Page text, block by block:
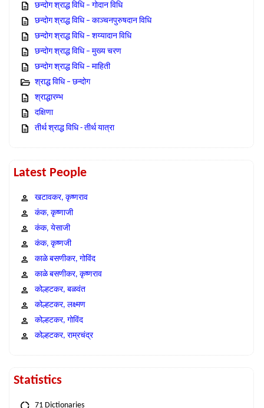
छन्दोग श्राद्ध विधि – गोदान विधि
छन्दोग श्राद्ध विधि – काञ्चनपुरुषदान विधि
छन्दोग श्राद्ध विधि – शय्यादान विधि
छन्दोग श्राद्ध विधि – मुख्य चरण
छन्दोग श्राद्ध विधि – माहिती
श्राद्ध विधि – छन्दोग
श्राद्धारम्भ
दक्षिणा
तीर्थ श्राद्ध विधि - तीर्थ यात्रा
Latest People
खटावकर, कृष्णराव
कंक, कृष्णाजी
कंक, येसाजी
कंक, कृष्णजी
काळे बसणीकर, गोविंद
काळे बसणीकर, कृष्णराव
कोल्हटकर, बळवंत
कोल्हटकर, लक्ष्मण
कोल्हटकर, गोविंद
कोल्हटकर, राम्रचंद्र
Statistics
71 Dictionaries